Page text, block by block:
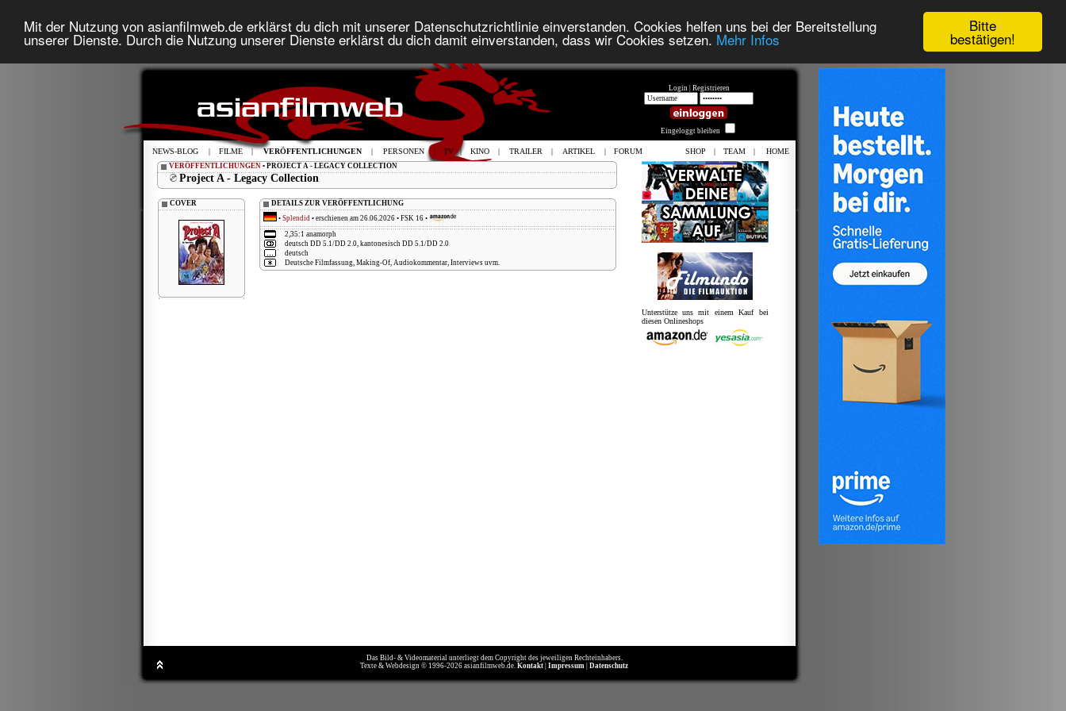
Bitte
bestätigen!
Mit der Nutzung von asianfilmweb.de erklärst du dich mit unserer Datenschutzrichtlinie einverstanden. Cookies helfen uns bei der Bereitstellung
unserer Dienste. Durch die Nutzung unserer Dienste erklärst du dich damit einverstanden, dass wir Cookies setzen. Mehr Infos
NEWS-BLOG | FILME | VERÖFFENTLICHUNGEN | PERSONEN | TV | KINO | TRAILER | ARTIKEL | FORUM SHOP | TEAM | HOME
Login | Registrieren
Eingeloggt bleiben
VERÖFFENTLICHUNGEN • PROJECT A - LEGACY COLLECTION
Project A - Legacy Collection
COVER
DETAILS ZUR VERÖFFENTLICHUNG
• Splendid • erschienen am 26.06.2026 • FSK 16 •
2,35:1 anamorph
deutsch DD 5.1/DD 2.0, kantonesisch DD 5.1/DD 2.0
deutsch
Deutsche Filmfassung, Making-Of, Audiokommentar, Interviews uvm.
Unterstütze uns mit einem Kauf bei
diesen Onlineshops
Das Bild- & Videomaterial unterliegt dem Copyright des jeweiligen Rechteinhabers.
Texte & Webdesign © 1996-2026 asianfilmweb.de. Kontakt Impressum Datenschutz